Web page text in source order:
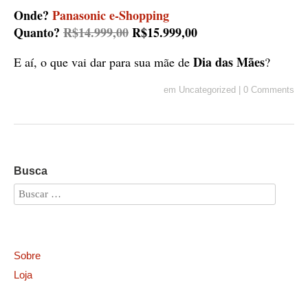
Onde? Panasonic e-Shopping
Quanto? R$14.999,00R$15.999,00
E aí, o que vai dar para sua mãe de Dia das Mães?
em Uncategorized 0 Comments
Busca
Sobre
Loja